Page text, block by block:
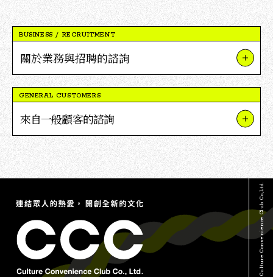
BUSINESS / RECRUITMENT
關於業務與招聘的諮詢
關於我們的業務與項目
媒體採訪及報導相關詢問
其他詢問
GENERAL CUSTOMERS
來自一般顧客的諮詢
關於TSUTAYA
關於蔦屋書店
© Culture Convenience Club Co.,Ltd.